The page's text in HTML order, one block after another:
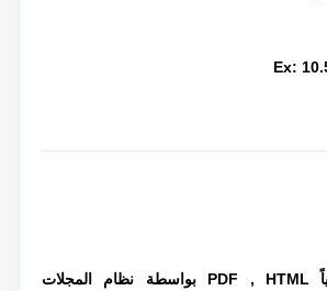
Ex:
- منشورة الكترونياً PDF , HTML بواسطة نظام المجلات